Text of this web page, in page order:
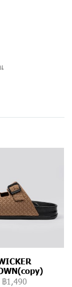
฿1,490